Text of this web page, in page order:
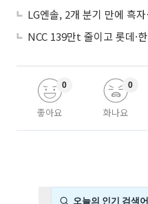
좋아요
0
화나요
0